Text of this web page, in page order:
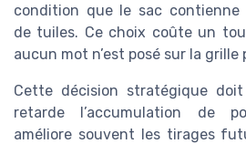
condition que le sac contienne
de tuiles. Ce choix coûte un
aucun mot n’est posé sur la
Cette décision stratégique
retarde l’accumulation de
améliore souvent les tirages